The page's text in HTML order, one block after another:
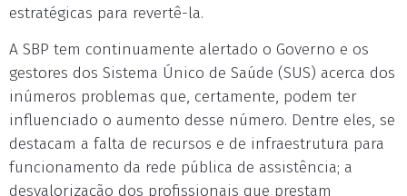
estratégicas para revertê-la.
A SBP tem continuamente alertado o Governo e os
gestores dos Sistema Único de Saúde (SUS) acerca dos
inúmeros problemas que, certamente, podem ter
influenciado o aumento desse número. Dentre eles, se
destacam a falta de recursos e de infraestrutura para
funcionamento da rede pública de assistência; a
desvalorização dos profissionais que prestam